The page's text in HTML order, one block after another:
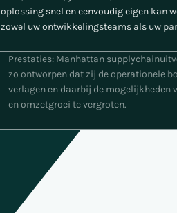
oplossing snel en eenvoudig eigen kan
zowel uw ontwikkelingsteams als uw
Prestaties: Manhattan
zo ontworpen dat zij de operationele
verlagen en daarbij de mogelijkheden
en omzetgroei te vergroten.